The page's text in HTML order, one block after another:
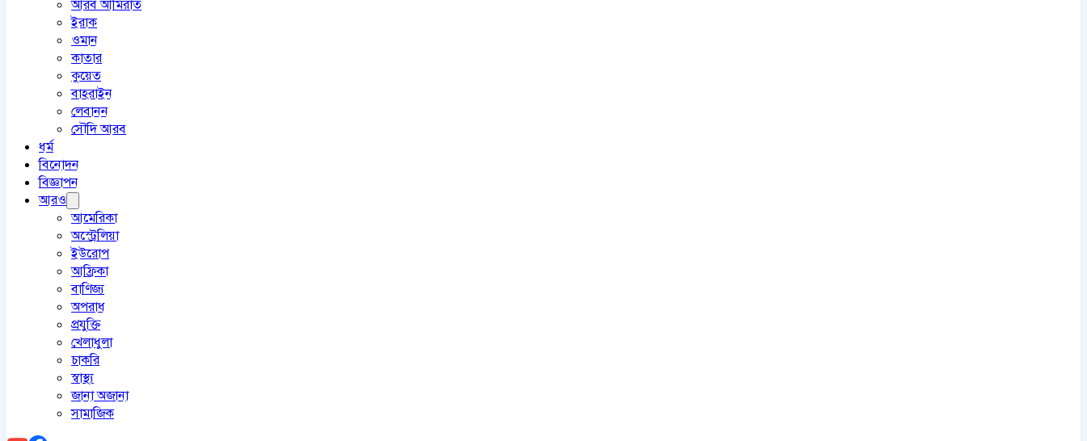
আরব আমিরাত
ইরাক
ওমান
কাতার
কুয়েত
বাহরাইন
লেবানন
সৌদি আরব
ধর্ম
বিনোদন
বিজ্ঞাপন
আরও
আমেরিকা
অস্ট্রেলিয়া
ইউরোপ
আফ্রিকা
বাণিজ্য
অপরাধ
প্রযুক্তি
খেলাধুলা
চাকরি
স্বাস্থ্য
জানা অজানা
সামাজিক